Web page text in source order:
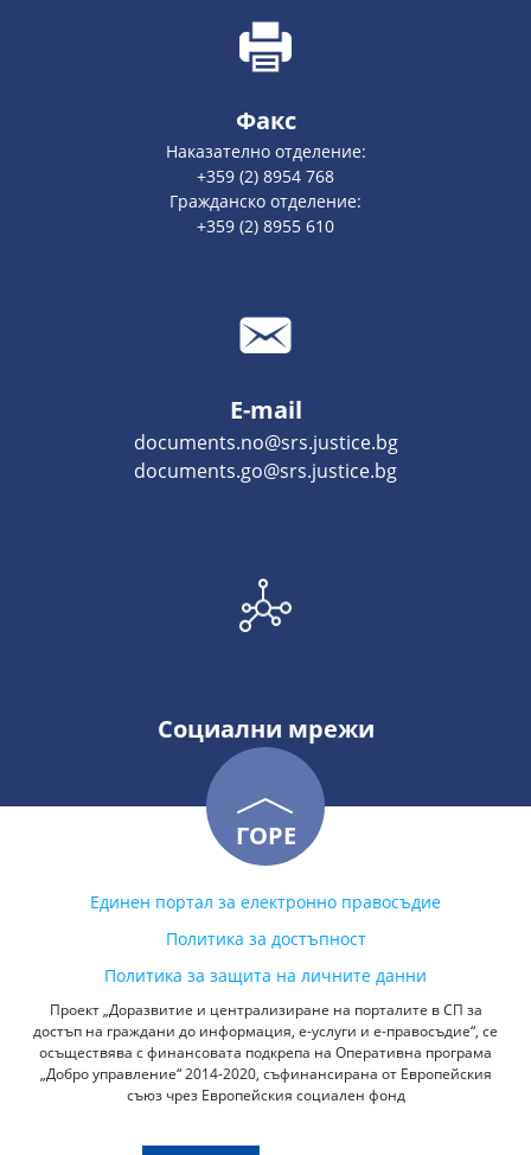
Факс
Наказателно отделение:
+359 (2) 8954 768
Гражданско отделение:
+359 (2) 8955 610
E-mail
documents.no@srs.justice.bg
documents.go@srs.justice.bg
Социални мрежи
ГОРЕ
Единен портал за електронно правосъдие
Политика за достъпност
Политика за защита на личните данни
Проект „Доразвитие и централизиране на порталите в СП за
достъп на граждани до информация, е-услуги и е-правосъдие“, се
осъществява с финансовата подкрепа на Оперативна програма
„Добро управление“ 2014-2020, съфинансирана от Европейския
съюз чрез Европейския социален фонд